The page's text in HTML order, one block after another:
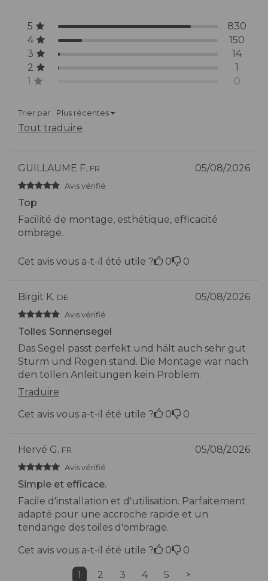
5
830
4
150
3
14
2
1
1
0
Trier par : Plus récentes
Tout traduire
GUILLAUME F. FR 05/08/2026
Avis vérifié
Top
Facilité de montage, esthétique, efficacité
ombrage.
Cet avis vous a-t-il été utile ? 0 0
Birgit K. DE 05/08/2026
Avis vérifié
Tolles Sonnensegel
Das Segel passt perfekt und hält auch sehr gut
Sturm und Regen stand. Die Montage war nach
den tollen Anleitungen kein Problem.
Traduire
Cet avis vous a-t-il été utile ?
0 0
Hervé G. FR 05/08/2026
Avis vérifié
Simple et efficace.
Facile d'installation et d'utilisation. Parfaitement
adapté pour une accroche rapide et un
tendange des toiles d'ombrage.
Cet avis vous a-t-il été utile ?
0 0
1 2 3 4 5 >